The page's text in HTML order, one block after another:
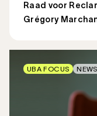
Raad voor
Grégory
UBA FOCUS NEWS